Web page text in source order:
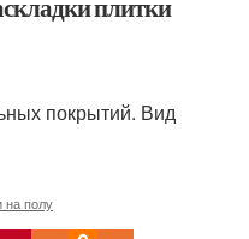
плитки
покрытий. Вид
на полу